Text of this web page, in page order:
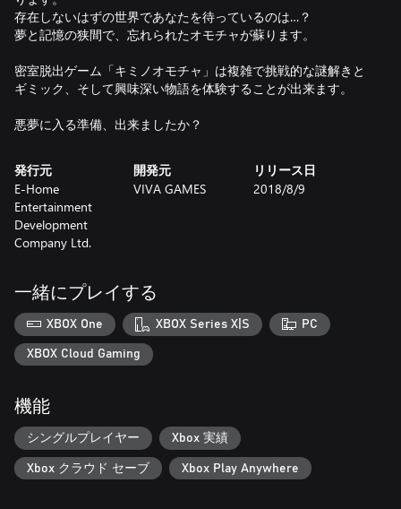
存在しないはずの世界であなたを待っているのは…？
夢と記憶の狭間で、忘れられたオモチャが蘇ります。
密室脱出ゲーム「キミノオモチャ」は複雑で挑戦的な謎解きと
ギミック、そして興味深い物語を体験することが出来ます。
悪夢に入る準備、出来ましたか？
発行元
E-Home
Entertainment
Development
Company Ltd.
開発元
VIVA GAMES
リリース日
2018/8/9
一緒にプレイする
XBOX One XBOX Series X|S PC
XBOX Cloud Gaming
機能
シングルプレイヤー Xbox 実績
Xbox クラウド セーブ Xbox Play Anywhere